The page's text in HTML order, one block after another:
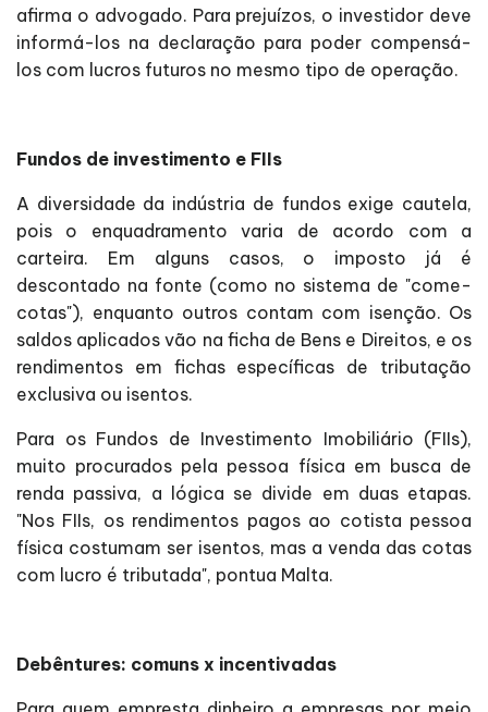
afirma o advogado. Para prejuízos, o investidor deve
informá-los na declaração para poder compensá-
los com lucros futuros no mesmo tipo de operação.
Fundos de investimento e FIIs
A diversidade da indústria de fundos exige cautela,
pois o enquadramento varia de acordo com a
carteira. Em alguns casos, o imposto já é
descontado na fonte (como no sistema de "come-
cotas"), enquanto outros contam com isenção. Os
saldos aplicados vão na ficha de Bens e Direitos, e os
rendimentos em fichas específicas de tributação
exclusiva ou isentos.
Para os Fundos de Investimento Imobiliário (FIIs),
muito procurados pela pessoa física em busca de
renda passiva, a lógica se divide em duas etapas.
"Nos FIIs, os rendimentos pagos ao cotista pessoa
física costumam ser isentos, mas a venda das cotas
com lucro é tributada", pontua Malta.
Debêntures: comuns x incentivadas